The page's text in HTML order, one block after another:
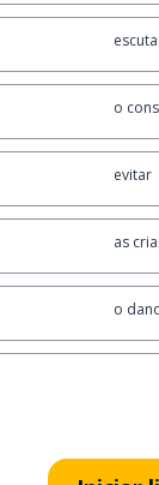
o
evitar
as
o